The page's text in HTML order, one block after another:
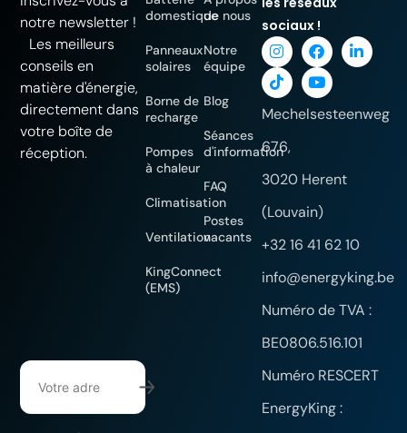
notre newsletter !
Les meilleurs
conseils en
matière d'énergie,
directement dans
votre boîte de
réception.
domestique
Panneaux
solaires
Borne de
recharge
Pompes
à chaleur
Climatisation
Ventilation
KingConnect
(EMS)
de nous
Notre
équipe
Blog
Séances
d'information
FAQ
Postes
vacants
sociaux !
Mechelsesteenweg
676,
3020 Herent
(Louvain)
+32 16 41 62 10
info@energyking.be
Numéro de TVA :
BE0806.516.101
Numéro RESCERT
EnergyKing :